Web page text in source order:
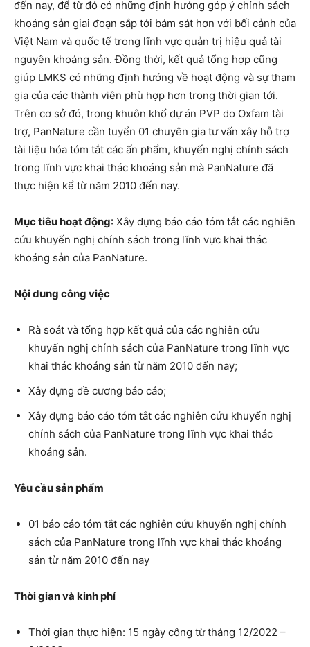
đến nay, để từ đó có những định hướng góp ý chính sách
khoáng sản giai đoạn sắp tới bám sát hơn với bối cảnh của
Việt Nam và quốc tế trong lĩnh vực quản trị hiệu quả tài
nguyên khoáng sản. Đồng thời, kết quả tổng hợp cũng
giúp LMKS có những định hướng về hoạt động và sự tham
gia của các thành viên phù hợp hơn trong thời gian tới.
Trên cơ sở đó, trong khuôn khổ dự án PVP do Oxfam tài
trợ, PanNature cần tuyển 01 chuyên gia tư vấn xây hỗ trợ
tài liệu hóa tóm tắt các ấn phẩm, khuyến nghị chính sách
trong lĩnh vực khai thác khoáng sản mà PanNature đã
thực hiện kể từ năm 2010 đến nay.
Mục tiêu hoạt động: Xây dựng báo cáo tóm tắt các nghiên
cứu khuyến nghị chính sách trong lĩnh vực khai thác
khoáng sản của PanNature.
Nội dung công việc
Rà soát và tổng hợp kết quả của các nghiên cứu
khuyến nghị chính sách của PanNature trong lĩnh vực
khai thác khoáng sản từ năm 2010 đến nay;
Xây dựng đề cương báo cáo;
Xây dựng báo cáo tóm tắt các nghiên cứu khuyến nghị
chính sách của PanNature trong lĩnh vực khai thác
khoáng sản.
Yêu cầu sản phẩm
01 báo cáo tóm tắt các nghiên cứu khuyến nghị chính
sách của PanNature trong lĩnh vực khai thác khoáng
sản từ năm 2010 đến nay
Thời gian và kinh phí
Thời gian thực hiện: 15 ngày công từ tháng 12/2022 –